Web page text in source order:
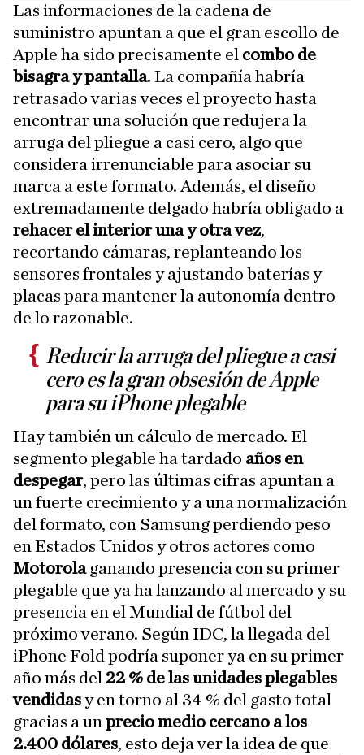
Las informaciones de la cadena de
suministro apuntan a que el gran escollo de
Apple ha sido precisamente el combo de
bisagra y pantalla. La compañía habría
retrasado varias veces el proyecto hasta
encontrar una solución que redujera la
arruga del pliegue a casi cero, algo que
considera irrenunciable para asociar su
marca a este formato. Además, el diseño
extremadamente delgado habría obligado a
rehacer el interior una y otra vez,
recortando cámaras, replanteando los
sensores frontales y ajustando baterías y
placas para mantener la autonomía dentro
de lo razonable.
Reducir la arruga del pliegue a casi
cero es la gran obsesión de Apple
para su iPhone plegable
Hay también un cálculo de mercado. El
segmento plegable ha tardado años en
despegar, pero las últimas cifras apuntan a
un fuerte crecimiento y a una normalización
del formato, con Samsung perdiendo peso
en Estados Unidos y otros actores como
Motorola ganando presencia con su primer
plegable que ya ha lanzando al mercado y su
presencia en el Mundial de fútbol del
próximo verano. Según IDC, la llegada del
iPhone Fold podría suponer ya en su primer
año más del 22 % de las unidades plegables
vendidasy en torno al 34 % del gasto total
gracias a un precio medio cercano a los
2.400 dólares, esto deja ver la idea de que